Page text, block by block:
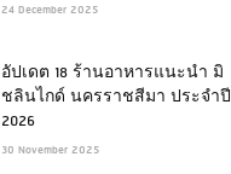
24 December 2025
อัปเดต 18 ร้านอาหารแนะนำ มิ
ชลินไกด์ นครราชสีมา ประจำปี
2026
30 November 2025